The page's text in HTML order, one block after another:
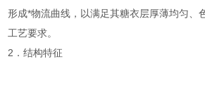
形成*物流曲线，以满足其糖衣层厚薄均匀、
工艺要求。
2．结构特征